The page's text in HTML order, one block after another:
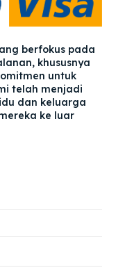
berfokus pada
khususnya
untuk
telah menjadi
dan keluarga
ke luar